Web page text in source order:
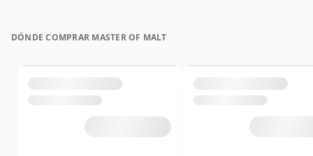
DÓNDE COMPRAR MASTER OF MALT